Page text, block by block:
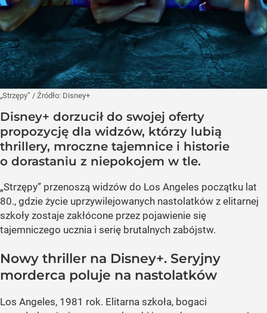
„Strzępy” / Źródło: Disney+
Disney+ dorzucił do swojej oferty
propozycję dla widzów, którzy lubią
thrillery, mroczne tajemnice i historie
o dorastaniu z niepokojem w tle.
„Strzępy” przenoszą widzów do Los Angeles początku lat
80., gdzie życie uprzywilejowanych nastolatków z elitarnej
szkoły zostaje zakłócone przez pojawienie się
tajemniczego ucznia i serię brutalnych zabójstw.
Nowy thriller na Disney+. Seryjny
morderca poluje na nastolatków
Los Angeles, 1981 rok. Elitarna szkoła, bogaci